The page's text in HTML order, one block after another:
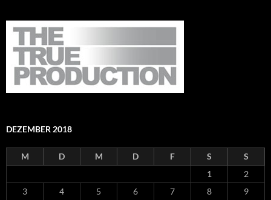
DEZEMBER 2018
M D M D F S
S
1
2
3
4 5 6 7 8
9